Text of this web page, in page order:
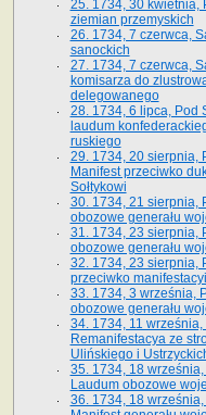
25. 1734, 30 kwietnia,
ziemian przemyskich
26. 1734, 7 czerwca,
sanockich
27. 1734, 7 czerwca,
komisarza do
delegowanego
28. 1734, 6 lipca, Pod
laudum
ruskiego
29. 1734, 20 sierpnia,
Manifest przeciwko
Sołtykowi
30. 1734, 21 sierpnia,
obozowe generału
31. 1734, 23 sierpnia,
obozowe generału
32. 1734, 23 sierpnia,
przeciwko
33. 1734, 3 września,
obozowe generału
34. 1734, 11 września,
Remanifestacya ze
Ulińskiego i
35. 1734, 18
Laudum obozowe
36. 1734, 18